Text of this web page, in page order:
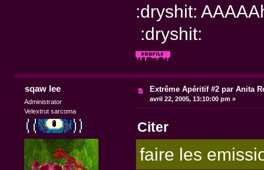
:dryshit:
:dryshit:
sqaw lee
Administrator
Velextrut sarcoma
Extrême Apéritif #2 par Anita
avril 22, 2005, 13:10:00 pm »
Citer
faire les